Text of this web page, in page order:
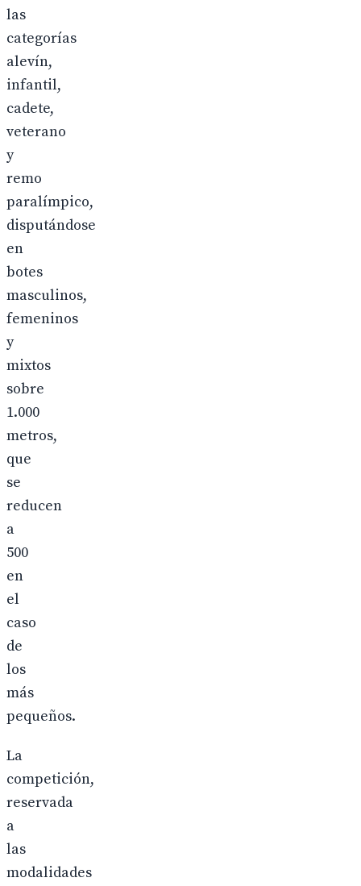
las
categorías
alevín,
infantil,
cadete,
veterano
y
remo
paralímpico,
disputándose
en
botes
masculinos,
femeninos
y
mixtos
sobre
1.000
metros,
que
se
reducen
a
500
en
el
caso
de
los
más
pequeños.
La
competición,
reservada
a
las
modalidades